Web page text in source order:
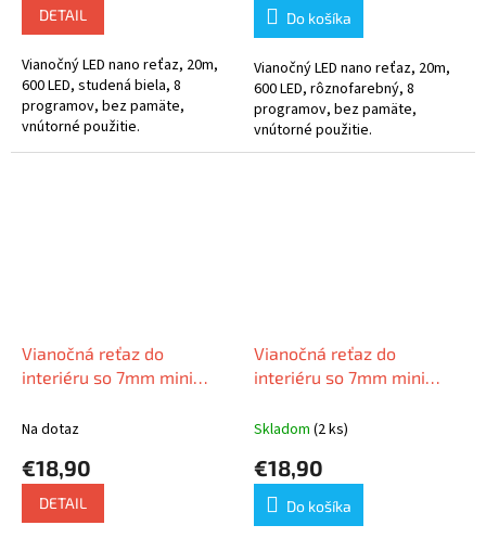
DETAIL
Vianočný LED nano reťaz, 20m,
600 LED, studená biela, 8
programov, bez pamäte,
vnútorné použitie.
Do košíka
Vianočný LED nano reťaz, 20m,
600 LED, rôznofarebný, 8
programov, bez pamäte,
vnútorné použitie.
Vianočná reťaz do
interiéru so 7mm mini
20m, 200 LED
Na dotaz
€18,90
DETAIL
Vianočná reťaz do
interiéru so 7mm mini
20m, 200 LED
Skladom (2 ks)
€18,90
Do košíka